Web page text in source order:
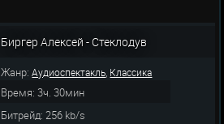
Биргер Алексей - Стеклодув
Жанр:Аудиоспектакль, Классика
Время: 3ч. 30мин
Битрейд: 256 kb/s